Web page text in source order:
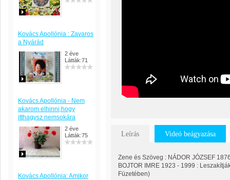
Kovács Apollónia : Zavaros
a Nyárád
2 éve
Látták:71
Kovács Apollónia - Nem
akarom elhinni,hogy
itthagysz nemsokára
2 éve
Látták:75
Kovács Apollónia: Amikor
Leírás Videó beágyazása
Zene és Szöveg : NÁDOR JÓZSEF
BOJTOR IMRE 1923 - 1999 :
Füzetében)